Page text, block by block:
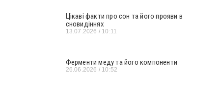
Цікаві факти про сон та його прояви в
сновидіннях
13.07.2026 10:11
Ферменти меду та його компоненти
26.06.2026 10:52